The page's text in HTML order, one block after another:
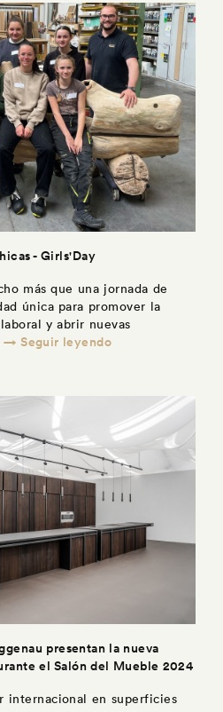
- Girls'Day
más que una jornada de
única para promover la
y abrir nuevas
→ Seguir leyendo
presentan la nueva
el Salón del Mueble 2024
internacional en superficies